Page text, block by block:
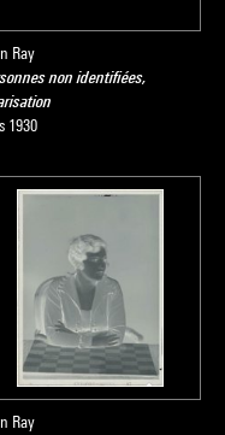
Ray
non identifiées,
1930
Ray